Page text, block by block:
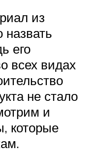
из
его
всех видах
не стало
и
которые